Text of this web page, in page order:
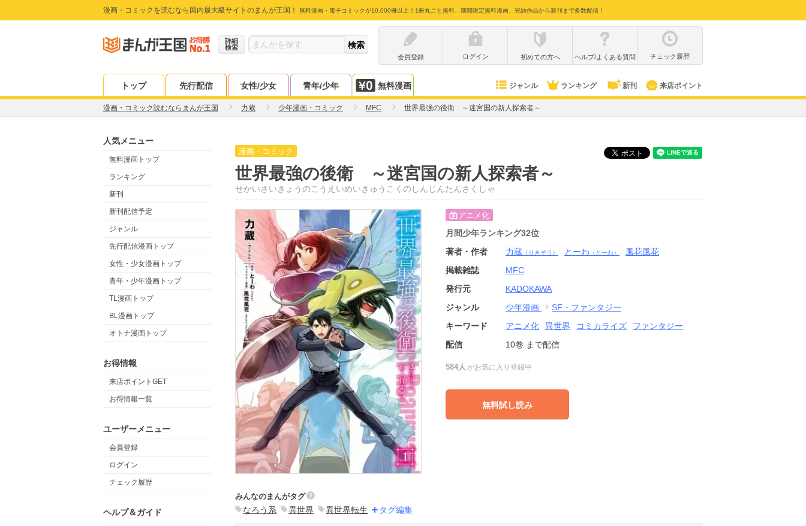
漫画・コミックを読むなら国内最大級サイトのまんが王国！ 無料漫画・電子コミックが10,000冊以上！1冊丸ごと無料、期間限定無料漫画、完結作品から新刊まで多数配信！
詳細
検索
会員登録
ログイン 初めての方へ ヘルプ/よくある質問 チェック履歴
トップ 先行配信 女性/少女 青年/少年 無料漫画 ジャンル ランキング 新刊 来店ポイント
漫画・コミック読むならまんが王国 力蔵 少年漫画・コミック MFC 世界最強の後衛 ～迷宮国の新人探索者～
人気メニュー
無料漫画トップ
ランキング
新刊
新刊配信予定
ジャンル
先行配信漫画トップ
女性・少女漫画トップ
青年・少年漫画トップ
TL漫画トップ
BL漫画トップ
オトナ漫画トップ
お得情報
来店ポイントGET
お得情報一覧
ユーザーメニュー
会員登録
ログイン
チェック履歴
ヘルプ＆ガイド
漫画・コミック
世界最強の後衛 ～迷宮国の新人探索者～
せかいさいきょうのこうえいめいきゅうこくのしんじんたんさくしゃ
アニメ化
月間少年ランキング32位
著者・作者
力蔵 （りきぞう） とーわ （とーわ）
風花風花
掲載雑誌
MFC
発行元
KADOKAWA
ジャンル
少年漫画
SF・ファンタジー
キーワード
アニメ化 異世界 コミカライズ
ファンタジー
配信
10巻 まで配信
584人 がお気に入り登録中
無料試し読み
みんなのまんがタグ
なろう系 異世界 異世界転生 タグ編集